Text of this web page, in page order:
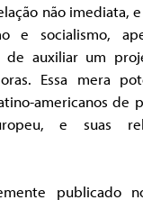
não imediata,
e socialismo,
de auxiliar um
Essa mera
americanos de
e suas
publicado